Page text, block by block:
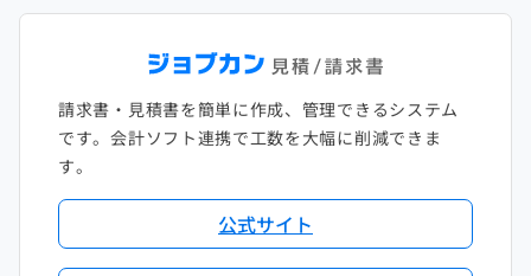
請求書・見積書を簡単に作成、管理できるシステム
です。会計ソフト連携で工数を大幅に削減できま
す。
公式サイト